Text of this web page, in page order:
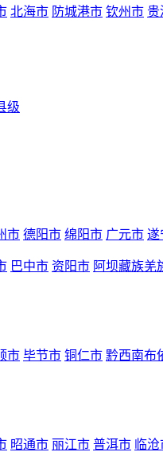
北海市 防城港市 钦州市 贵
级
市 德阳市 绵阳市 广元市 遂
巴中市 资阳市 阿坝藏族羌
市 毕节市 铜仁市 黔西南布
昭通市 丽江市 普洱市 临